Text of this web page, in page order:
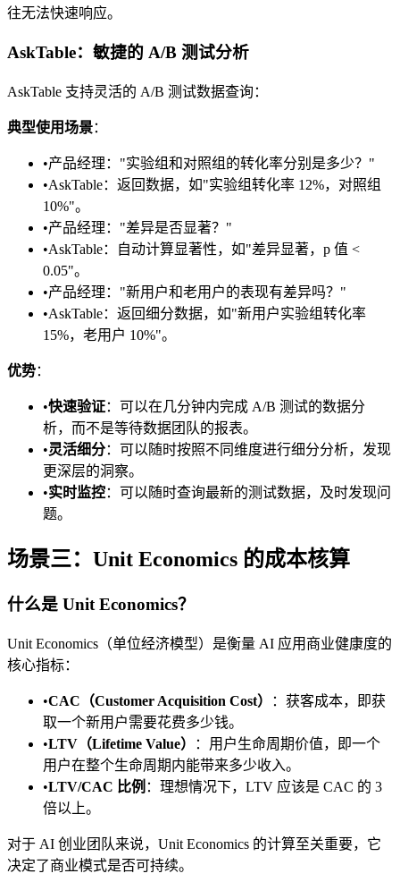
往无法快速响应。
AskTable：敏捷的 A/B 测试分析
AskTable 支持灵活的 A/B 测试数据查询：
典型使用场景：
•产品经理："实验组和对照组的转化率分别是多少？"
•AskTable：返回数据，如"实验组转化率 12%，对照组
10%"。
•产品经理："差异是否显著？"
•AskTable：自动计算显著性，如"差异显著，p 值 <
0.05"。
•产品经理："新用户和老用户的表现有差异吗？"
•AskTable：返回细分数据，如"新用户实验组转化率
15%，老用户 10%"。
优势：
•快速验证：可以在几分钟内完成 A/B 测试的数据分
析，而不是等待数据团队的报表。
•灵活细分：可以随时按照不同维度进行细分分析，发现
更深层的洞察。
•实时监控：可以随时查询最新的测试数据，及时发现问
题。
场景三：Unit Economics 的成本核算
什么是 Unit Economics？
Unit Economics（单位经济模型）是衡量 AI 应用商业健康度的
核心指标：
•CAC（Customer Acquisition Cost）
：获客成本，即获
取一个新用户需要花费多少钱。
•LTV（Lifetime Value）
：用户生命周期价值，即一个
用户在整个生命周期内能带来多少收入。
•LTV/CAC 比例 ：理想情况下，LTV 应该是 CAC 的 3
倍以上。
对于 AI 创业团队来说，Unit Economics 的计算至关重要，它
决定了商业模式是否可持续。